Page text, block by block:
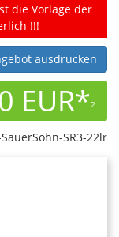
die Vorlage der
!!!
ausdrucken
EUR*2
SR3-22lr